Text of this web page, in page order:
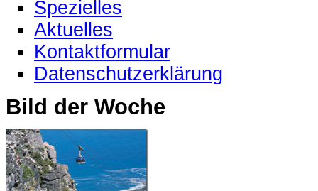
Spezielles
Aktuelles
Kontaktformular
Datenschutzerklärung
Bild der Woche